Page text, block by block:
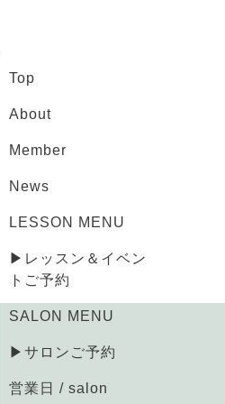
Top
About
Member
News
LESSON MENU
▶レッスン＆イベン
トご予約
SALON MENU
▶サロンご予約
営業日 / salon